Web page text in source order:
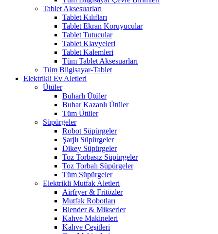
Tablet Aksesuarları
Tablet Kılıfları
Tablet Ekran Koruyucular
Tablet Tutucular
Tablet Klavyeleri
Tablet Kalemleri
Tüm Tablet Aksesuarları
Tüm Bilgisayar-Tablet
Elektrikli Ev Aletleri
Ütüler
Buharlı Ütüler
Buhar Kazanlı Ütüler
Tüm Ütüler
Süpürgeler
Robot Süpürgeler
Şarjlı Süpürgeler
Dikey Süpürgeler
Toz Torbasız Süpürgeler
Toz Torbalı Süpürgeler
Tüm Süpürgeler
Elektrikli Mutfak Aletleri
Airfryer & Fritözler
Mutfak Robotları
Blender & Mikserler
Kahve Makineleri
Kahve Çeşitleri